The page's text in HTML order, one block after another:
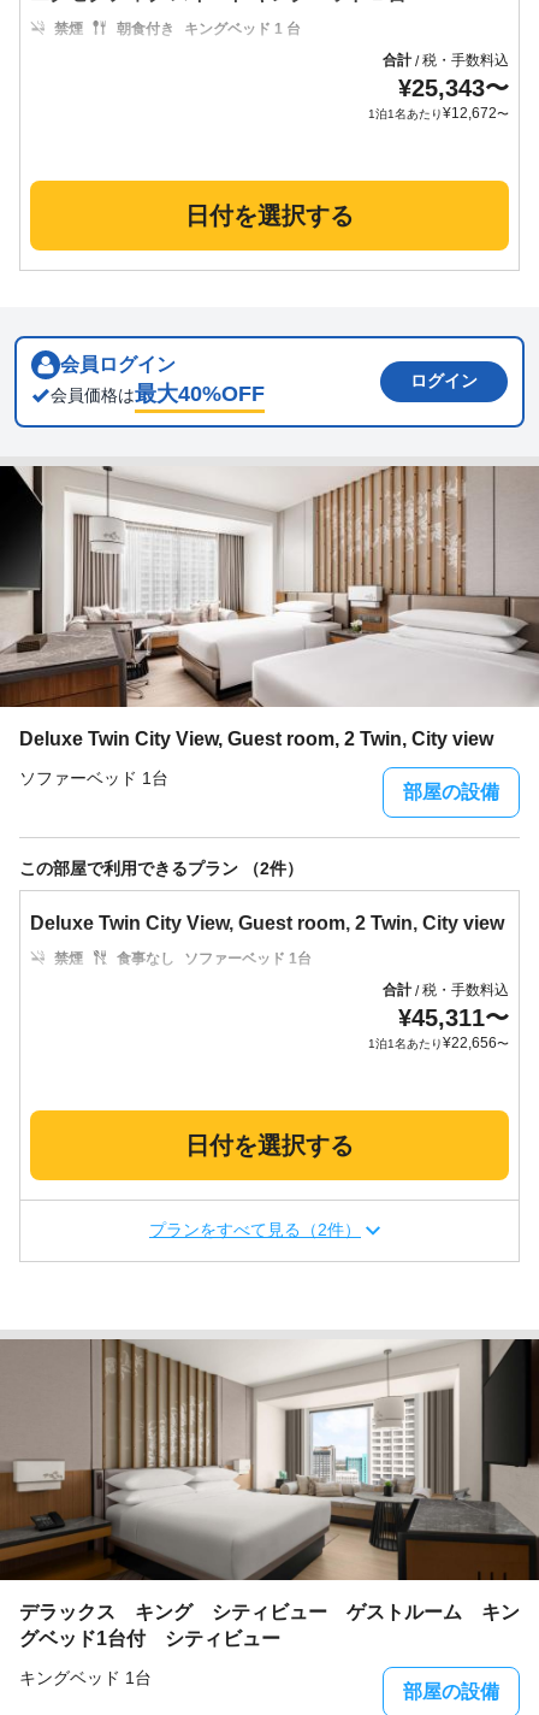
禁煙 朝食付き
キングベッド 1 台
合計/税・手数料込
¥25,343〜
1泊1名あたり¥12,672〜
日付を選択する
会員ログイン
会員価格は最大40%OFF
ログイン
Deluxe Twin City View, Guest room, 2 Twin, City view
ソファーベッド 1台
部屋の設備
この部屋で利用できるプラン （2件）
Deluxe Twin City View, Guest room, 2 Twin, City view
禁煙 食事なし
ソファーベッド 1台
合計/税・手数料込
¥45,311〜
1泊1名あたり¥22,656〜
日付を選択する
プランをすべて見る（2件）
デラックス キング シティビュー ゲストルーム キン
グベッド1台付 シティビュー
キングベッド 1台
部屋の設備